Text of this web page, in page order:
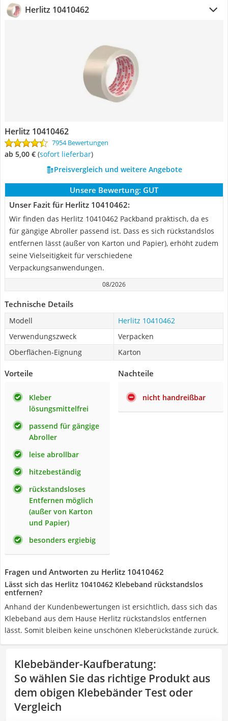
Herlitz 10410462
Herlitz 10410462
7954 Bewertungen
ab 5,00 € ( Sofort lieferbar)
Preisvergleich und weitere Angebote
Unsere Bewertung: GUT
Unser Fazit für Herlitz 10410462:
Wir finden das Herlitz 10410462 Packband praktisch, da es
für gängige Abroller passend ist. Dass es sich rückstandslos
entfernen lässt (außer von Karton und Papier), erhöht zudem
seine Vielseitigkeit für verschiedene
Verpackungsanwendungen.
08/2026
Technische Details
Modell
Herlitz 10410462
Verwendungszweck
Verpacken
Oberflächen-Eignung
Karton
Vorteile
Kleber
lösungsmittelfrei
passend für gängige
Abroller
leise abrollbar
hitzebeständig
rückstandsloses
Entfernen möglich
(außer von Karton
und Papier)
besonders ergiebig
Nachteile
nicht handreißbar
Fragen und Antworten zu Herlitz 10410462
Lässt sich das Herlitz 10410462 Klebeband rückstandslos
entfernen?
Anhand der Kundenbewertungen ist ersichtlich, dass sich das
Klebeband aus dem Hause Herlitz rückstandslos entfernen
lässt. Somit bleiben keine unschönen Kleberückstände zurück.
Klebebänder-Kaufberatung:
So wählen Sie das richtige Produkt aus
dem obigen Klebebänder Test oder
Vergleich